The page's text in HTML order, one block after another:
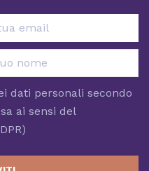
dati personali secondo
ai sensi del